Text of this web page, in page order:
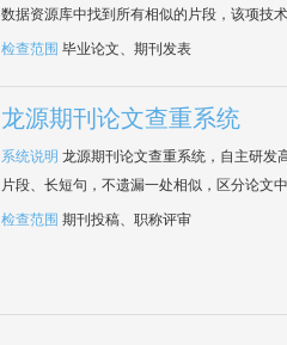
数据资源库中找到所有相似的片段，该项技
检查范围 毕业论文、期刊发表
龙源期刊论文查重系统
系统说明 龙源期刊论文查重系统，自主研发
片段、长短句，不遗漏一处相似，区分论文
检查范围 期刊投稿、职称评审